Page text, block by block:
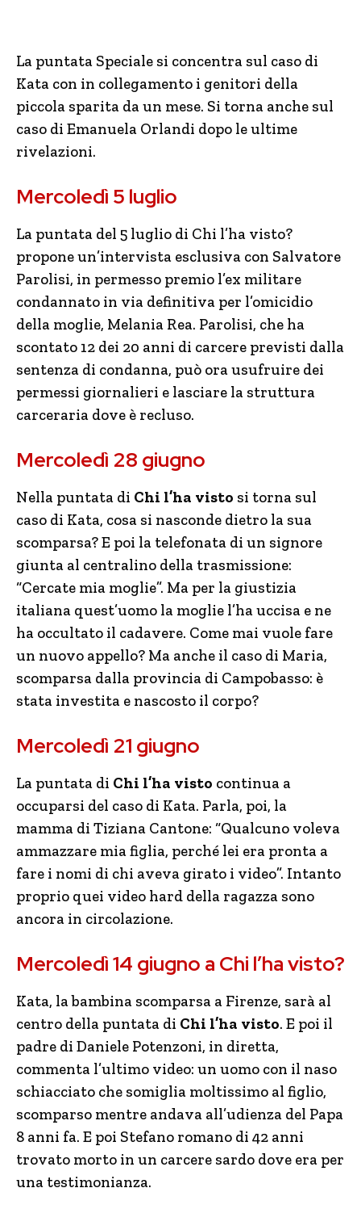
La puntata Speciale si concentra sul caso di
Kata con in collegamento i genitori della
piccola sparita da un mese. Si torna anche sul
caso di Emanuela Orlandi dopo le ultime
rivelazioni.
Mercoledì 5 luglio
La puntata del 5 luglio di Chi l’ha visto?
propone un’intervista esclusiva con Salvatore
Parolisi, in permesso premio l’ex militare
condannato in via definitiva per l’omicidio
della moglie, Melania Rea. Parolisi, che ha
scontato 12 dei 20 anni di carcere previsti dalla
sentenza di condanna, può ora usufruire dei
permessi giornalieri e lasciare la struttura
carceraria dove è recluso.
Mercoledì 28 giugno
Nella puntata di Chi l’ha visto si torna sul
caso di Kata, cosa si nasconde dietro la sua
scomparsa? E poi la telefonata di un signore
giunta al centralino della trasmissione:
“Cercate mia moglie”. Ma per la giustizia
italiana quest’uomo la moglie l’ha uccisa e ne
ha occultato il cadavere. Come mai vuole fare
un nuovo appello? Ma anche il caso di Maria,
scomparsa dalla provincia di Campobasso: è
stata investita e nascosto il corpo?
Mercoledì 21 giugno
La puntata di Chi l’ha visto continua a
occuparsi del caso di Kata. Parla, poi, la
mamma di Tiziana Cantone: “Qualcuno voleva
ammazzare mia figlia, perché lei era pronta a
fare i nomi di chi aveva girato i video”. Intanto
proprio quei video hard della ragazza sono
ancora in circolazione.
Mercoledì 14 giugno a Chi l’ha visto?
Kata, la bambina scomparsa a Firenze, sarà al
centro della puntata di Chi l’ha visto. E poi il
padre di Daniele Potenzoni, in diretta,
commenta l’ultimo video: un uomo con il naso
schiacciato che somiglia moltissimo al figlio,
scomparso mentre andava all’udienza del Papa
8 anni fa. E poi Stefano romano di 42 anni
trovato morto in un carcere sardo dove era per
una testimonianza.